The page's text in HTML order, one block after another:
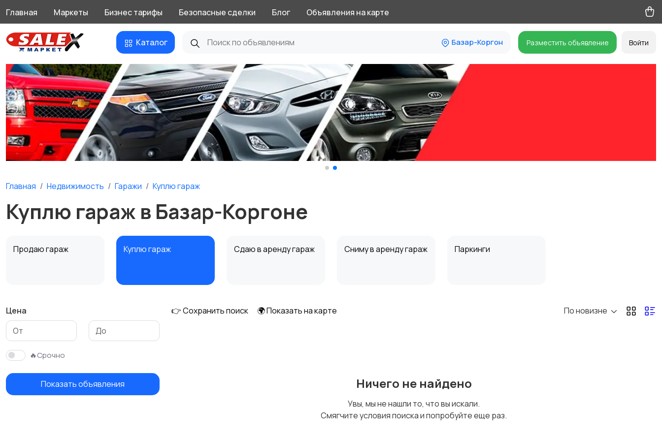
Главная Маркеты Бизнес тарифы Безопасные сделки Блог Объявления на карте
Каталог Базар-Коргон Разместить объявление Войти
Главная Недвижимость Гаражи Куплю гараж
Куплю гараж в Базар-Коргоне
Продаю гараж Куплю гараж Сдаю в аренду гараж Сниму в аренду гараж Паркинги
Цена
🔥Срочно
Показать объявления
👉 Сохранить поиск 🌍 Показать на карте По новизне
Ничего не найдено
Увы, мы не нашли то, что вы искали.
Смягчите условия поиска и попробуйте еще раз.